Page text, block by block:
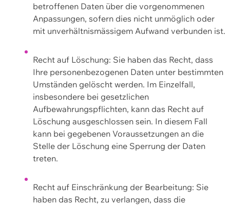
betroffenen Daten über die vorgenommenen
Anpassungen, sofern dies nicht unmöglich oder
mit unverhältnismässigem Aufwand verbunden ist.
Recht auf Löschung: Sie haben das Recht, dass
Ihre personenbezogenen Daten unter bestimmten
Umständen gelöscht werden. Im Einzelfall,
insbesondere bei gesetzlichen
Aufbewahrungspflichten, kann das Recht auf
Löschung ausgeschlossen sein. In diesem Fall
kann bei gegebenen Voraussetzungen an die
Stelle der Löschung eine Sperrung der Daten
treten.
Recht auf Einschränkung der Bearbeitung: Sie
haben das Recht, zu verlangen, dass die